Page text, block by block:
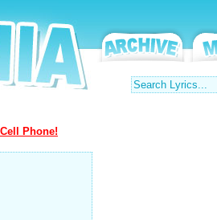
Phone!